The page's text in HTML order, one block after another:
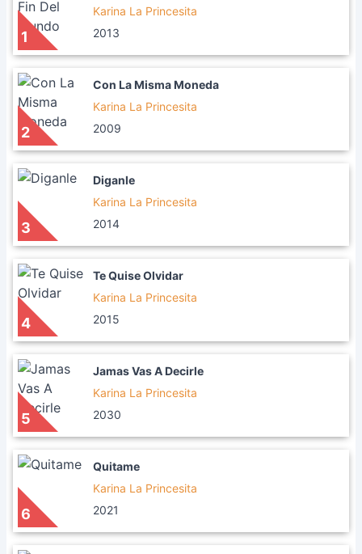
1
Karina La Princesita
2013
2
Con La Misma Moneda
Karina La Princesita
2009
3
Diganle
Karina La Princesita
2014
4
Te Quise Olvidar
Karina La Princesita
2015
5
Jamas Vas A Decirle
Karina La Princesita
2030
6
Quitame
Karina La Princesita
2021